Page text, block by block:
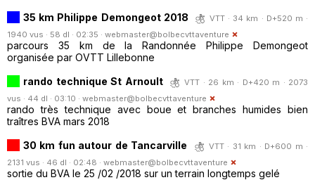
35 km Philippe Demongeot 2018
VTT · 34 km · D+520 m ·
1940 vus · 58 dl · 02:35 · webmaster@bolbecvttaventure
parcours 35 km de la Randonnée Philippe Demongeot
organisée par OVTT Lillebonne
rando technique St Arnoult
VTT · 26 km · D+420 m · 2073
vus · 44 dl · 03:10 · webmaster@bolbecvttaventure
rando très technique avec boue et branches humides bien
traîtres BVA mars 2018
30 km fun autour de Tancarville
VTT · 31 km · D+600 m ·
2131 vus · 46 dl · 02:48 · webmaster@bolbecvttaventure
sortie du BVA le 25 /02 /2018 sur un terrain longtemps gelé